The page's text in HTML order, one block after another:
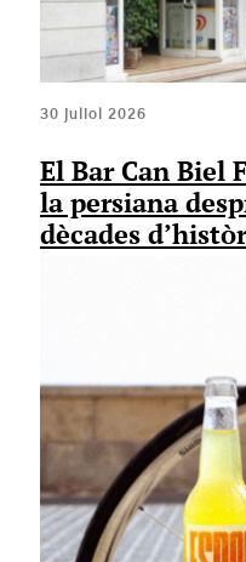
30 juliol 2026
El Bar Can Biel
la persiana
dècades